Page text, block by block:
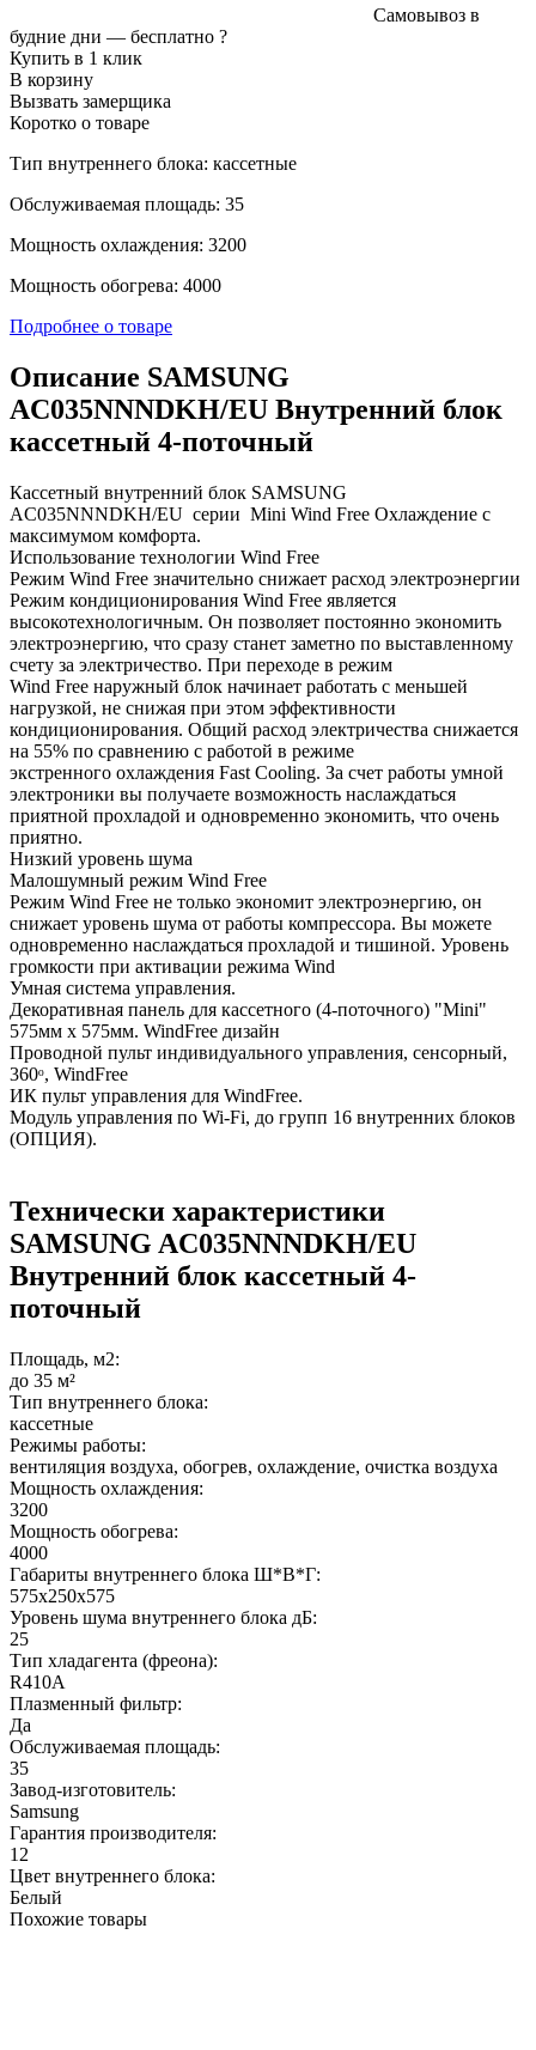
Самовывоз в
будние дни — бесплатно ?
Купить в 1 клик
В корзину
Вызвать замерщика
Коротко о товаре
Тип внутреннего блока: кассетные
Обслуживаемая площадь: 35
Мощность охлаждения: 3200
Мощность обогрева: 4000
Подробнее о товаре
Описание SAMSUNG
AC035NNNDKH/EU Внутренний блок
кассетный 4-поточный
Кассетный внутренний блок SAMSUNG
AC035NNNDKH/EU серии Mini Wind Free Охлаждение с
максимумом комфорта.
Использование технологии Wind Free
Режим Wind Free значительно снижает расход электроэнергии
Режим кондиционирования Wind Free является
высокотехнологичным. Он позволяет постоянно экономить
электроэнергию, что сразу станет заметно по выставленному
счету за электричество. При переходе в режим
Wind Free наружный блок начинает работать с меньшей
нагрузкой, не снижая при этом эффективности
кондиционирования. Общий расход электричества снижается
на 55% по сравнению с работой в режиме
экстренного охлаждения Fast Cooling. За счет работы умной
электроники вы получаете возможность наслаждаться
приятной прохладой и одновременно экономить, что очень
приятно.
Низкий уровень шума
Малошумный режим Wind Free
Режим Wind Free не только экономит электроэнергию, он
снижает уровень шума от работы компрессора. Вы можете
одновременно наслаждаться прохладой и тишиной. Уровень
громкости при активации режима Wind
Умная система управления.
Декоративная панель для кассетного (4-поточного) "Mini"
575мм х 575мм. WindFree дизайн
Проводной пульт индивидуального управления, сенсорный,
360ᵒ, WindFree
ИК пульт управления для WindFree.
Модуль управления по Wi-Fi, до групп 16 внутренних блоков
(ОПЦИЯ).
Технически характеристики
SAMSUNG AC035NNNDKH/EU
Внутренний блок кассетный 4-
поточный
Площадь, м2:
до 35 м²
Тип внутреннего блока:
кассетные
Режимы работы:
вентиляция воздуха, обогрев, охлаждение, очистка воздуха
Мощность охлаждения:
3200
Мощность обогрева:
4000
Габариты внутреннего блока Ш*В*Г:
575x250x575
Уровень шума внутреннего блока дБ:
25
Тип хладагента (фреона):
R410A
Плазменный фильтр:
Да
Обслуживаемая площадь:
35
Завод-изготовитель:
Samsung
Гарантия производителя:
12
Цвет внутреннего блока:
Белый
Похожие товары